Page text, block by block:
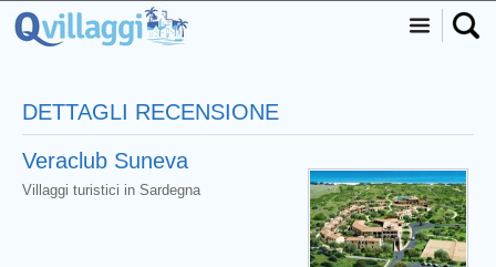
DETTAGLI RECENSIONE
Veraclub Suneva
Villaggi turistici in Sardegna